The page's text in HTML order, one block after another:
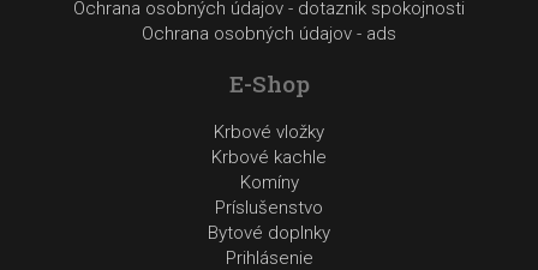
Ochrana osobných údajov - dotaznik spokojnosti
Ochrana osobných údajov - ads
E-Shop
Krbové vložky
Krbové kachle
Komíny
Príslušenstvo
Bytové doplnky
Prihlásenie